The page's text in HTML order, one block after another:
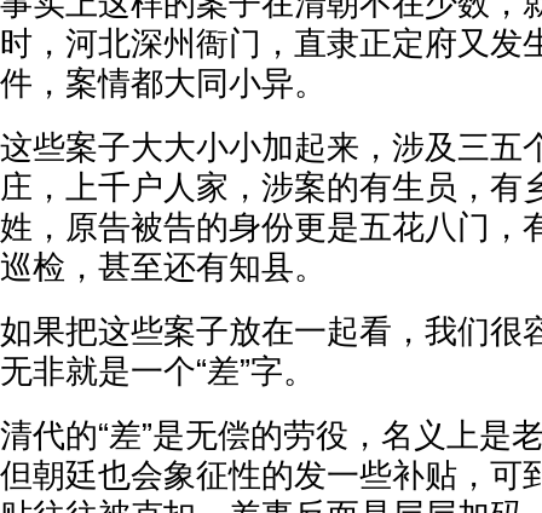
时，河北深州衙门，直隶正定府又发
件，案情都大同小异。
这些案子大大小小加起来，涉及三五
庄，上千户人家，涉案的有生员，有
姓，原告被告的身份更是五花八门，
巡检，甚至还有知县。
如果把这些案子放在一起看，我们很
无非就是一个“差”字。
清代的“差”是无偿的劳役，名义上是
但朝廷也会象征性的发一些补贴，可